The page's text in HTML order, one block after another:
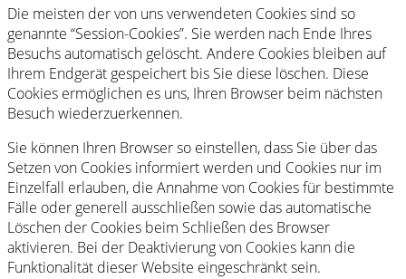
Die meisten der von uns verwendeten Cookies sind so
genannte “Session-Cookies”. Sie werden nach Ende Ihres
Besuchs automatisch gelöscht. Andere Cookies bleiben auf
Ihrem Endgerät gespeichert bis Sie diese löschen. Diese
Cookies ermöglichen es uns, Ihren Browser beim nächsten
Besuch wiederzuerkennen.
Sie können Ihren Browser so einstellen, dass Sie über das
Setzen von Cookies informiert werden und Cookies nur im
Einzelfall erlauben, die Annahme von Cookies für bestimmte
Fälle oder generell ausschließen sowie das automatische
Löschen der Cookies beim Schließen des Browser
aktivieren. Bei der Deaktivierung von Cookies kann die
Funktionalität dieser Website eingeschränkt sein.